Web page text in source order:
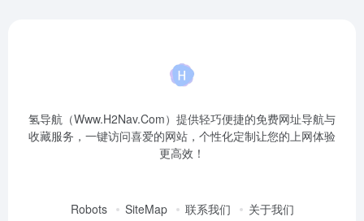
氢导航（Www.H2Nav.Com）提供轻巧便捷的免费网址导航与
收藏服务，一键访问喜爱的网站，个性化定制让您的上网体验
更高效！
Robots SiteMap 联系我们 关于我们